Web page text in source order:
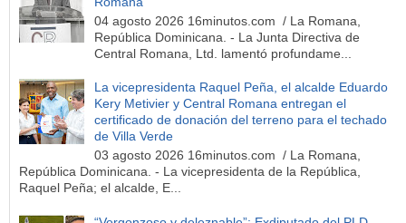
04 agosto 2026 16minutos.com / La Romana,
República Dominicana. - La Junta Directiva de
Central Romana, Ltd. lamentó profundame...
La vicepresidenta Raquel Peña, el alcalde Eduardo
Kery Metivier y Central Romana entregan el
certificado de donación del terreno para el techado
de Villa Verde
03 agosto 2026 16minutos.com / La Romana,
República Dominicana. - La vicepresidenta de la República,
Raquel Peña; el alcalde, E...